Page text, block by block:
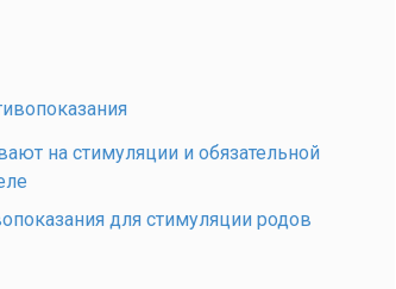
на стимуляции и обязательной
для стимуляции родов